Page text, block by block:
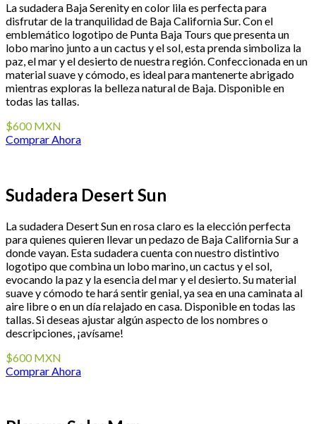
La sudadera Baja Serenity en color lila es perfecta para
disfrutar de la tranquilidad de Baja California Sur. Con el
emblemático logotipo de Punta Baja Tours que presenta un
lobo marino junto a un cactus y el sol, esta prenda simboliza la
paz, el mar y el desierto de nuestra región. Confeccionada en un
material suave y cómodo, es ideal para mantenerte abrigado
mientras exploras la belleza natural de Baja. Disponible en
todas las tallas.
$600 MXN
Comprar Ahora
Sudadera Desert Sun
La sudadera Desert Sun en rosa claro es la elección perfecta
para quienes quieren llevar un pedazo de Baja California Sur a
donde vayan. Esta sudadera cuenta con nuestro distintivo
logotipo que combina un lobo marino, un cactus y el sol,
evocando la paz y la esencia del mar y el desierto. Su material
suave y cómodo te hará sentir genial, ya sea en una caminata al
aire libre o en un día relajado en casa. Disponible en todas las
tallas. Si deseas ajustar algún aspecto de los nombres o
descripciones, ¡avísame!
$600 MXN
Comprar Ahora